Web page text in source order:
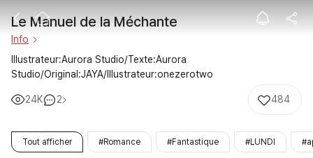
Le Manuel de
Le Manuel de la Méchante
Info
Illustrateur:Aurora Studio/Texte:Aurora
Studio/Original:JAYA/Illustrateur:onezerotwo
24K 2 484
Tout afficher #Romance #Fantastique #LUNDI